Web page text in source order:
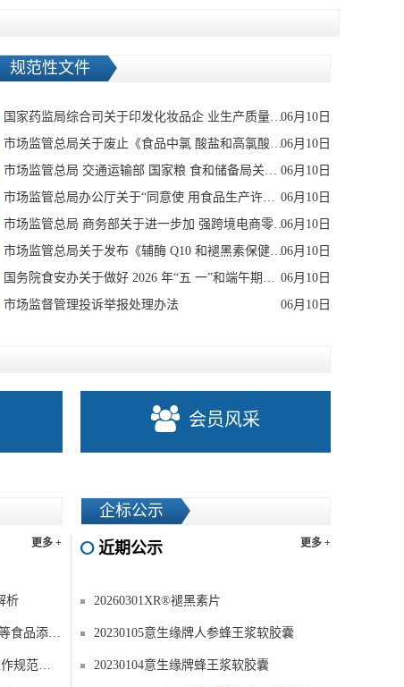
规范性文件
06月10日
国家药监局综合司关于印发化妆品企 业生产质量管理体系提升三年行动计 划（2026—2028 年）的通知
06月10日
市场监管总局关于废止《食品中氯 酸盐和高氯酸盐的测定》等 4 项食品 补充检验方法和食品快速检测方法 的公告
06月10日
市场监管总局 交通运输部 国家粮 食和储备局关于公布实行道路散装运 输许可制度的重点液态食品目录的公告
06月10日
市场监管总局办公厅关于“同意使 用食品生产许可信息”法律适用问 题的复函
06月10日
市场监管总局 商务部关于进一步加 强跨境电商零售进口食品召回监管的 公告
06月10日
市场监管总局关于发布《辅酶 Q10 和褪黑素保健食品原料备案产品增 补剂型和辅料》的公告
06月10日
国务院食安办关于做好 2026 年“五 一”和端午期间食品安全工作的通知 食安办函〔2026〕28 号
06月10日
市场监督管理投诉举报处理办法
会员风采
更多 +
析
解读《关于（±）-1-环己基乙醇等食品添加剂新品种的公告》
《特殊食品验证评价技术机构工作规范》解读
企标公示
更多 +
近期公示
20260301XR®褪黑素片
20230105意生缘牌人参蜂王浆软胶囊
20230104意生缘牌蜂王浆软胶囊